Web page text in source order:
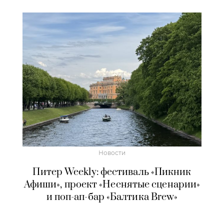
Новости
Питер Weekly: фестиваль «Пикник
Афиши», проект «Неснятые сценарии»
и поп-ап-бар «Балтика Brew»